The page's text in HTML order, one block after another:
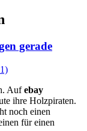
gerade
Aufebay
ihre Holzpiraten.
noch einen
für einen